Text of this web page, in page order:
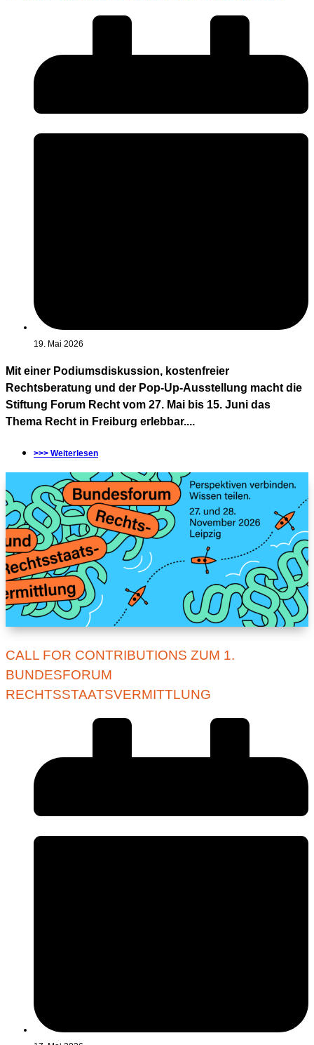
19. Mai 2026
Mit einer Podiumsdiskussion, kostenfreier
Rechtsberatung und der Pop-Up-Ausstellung macht die
Stiftung Forum Recht vom 27. Mai bis 15. Juni das
Thema Recht in Freiburg erlebbar....
>>> Weiterlesen
CALL FOR CONTRIBUTIONS ZUM 1.
BUNDESFORUM
RECHTSSTAATSVERMITTLUNG